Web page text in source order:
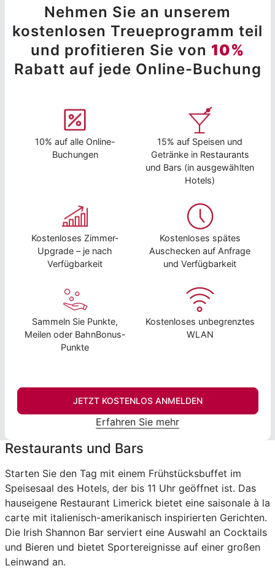
Nehmen Sie an unserem
kostenlosen Treueprogramm teil
und profitieren Sie von 10%
Rabatt auf jede Online-Buchung
10% auf alle Online-
Buchungen
15% auf Speisen und
Getränke in Restaurants
und Bars (in ausgewählten
Hotels)
Kostenloses Zimmer-
Upgrade – je nach
Verfügbarkeit
Kostenloses spätes
Auschecken auf Anfrage
und Verfügbarkeit
Sammeln Sie Punkte,
Meilen oder BahnBonus-
Punkte
Kostenloses unbegrenztes
WLAN
JETZT KOSTENLOS ANMELDEN
Erfahren Sie mehr
Restaurants und Bars
Starten Sie den Tag mit einem Frühstücksbuffet im
Speisesaal des Hotels, der bis 11 Uhr geöffnet ist. Das
hauseigene Restaurant Limerick bietet eine saisonale à la
carte mit italienisch-amerikanisch inspirierten Gerichten.
Die Irish Shannon Bar serviert eine Auswahl an Cocktails
und Bieren und bietet Sportereignisse auf einer großen
Leinwand an.